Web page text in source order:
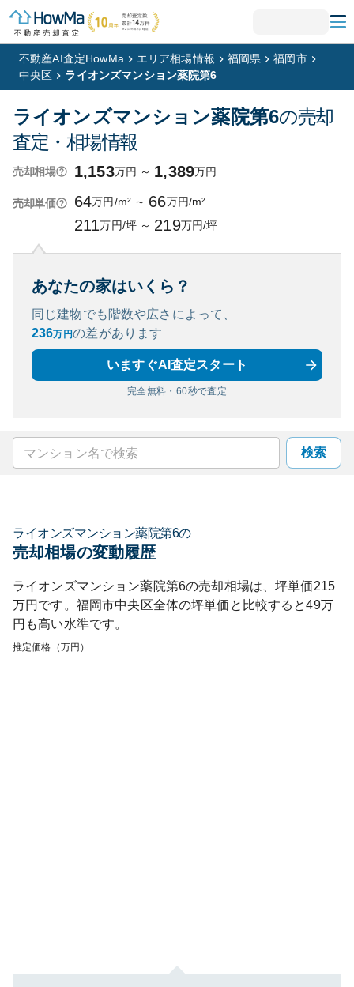
不動産AI査定HowMa エリア相場情報 福岡県
福岡市
中央区
ライオンズマンション薬院第6
ライオンズマンション薬院第6の売却
査定・相場情報
売却相場 1,153万円 ～ 1,389万円
売却単価 64万円/m² ～ 66万円/m²
211万円/坪 ～ 219万円/坪
あなたの家はいくら？
同じ建物でも階数や広さによって、
236万円の差があります
いますぐAI査定スタート
完全無料・60秒で査定
検索
ライオンズマンション薬院第6の
売却相場の変動履歴
ライオンズマンション薬院第6の売却相場は、坪単価215
万円です。 福岡市中央区全体の坪単価と比較すると49万
円も高い水準です。
推定価格（万円）